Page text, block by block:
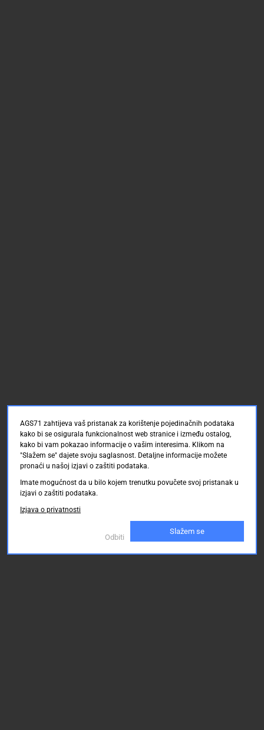
AGS71 zahtijeva vaš pristanak za korištenje pojedinačnih podataka
kako bi se osigurala funkcionalnost web stranice i između ostalog,
kako bi vam pokazao informacije o vašim interesima. Klikom na
"Slažem se" dajete svoju saglasnost. Detaljne informacije možete
pronaći u našoj izjavi o zaštiti podataka.
Imate mogućnost da u bilo kojem trenutku povučete svoj pristanak u
izjavi o zaštiti podataka.
Izjava o privatnosti
Odbiti
Slažem se